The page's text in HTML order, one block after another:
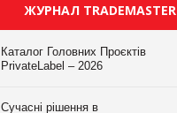
ЖУРНАЛ TRADEMASTER
Каталог Головних Проєктів
PrivateLabel – 2026
Сучасні рішення в